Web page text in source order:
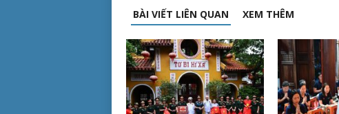
BÀI VIẾT LIÊN QUAN XEM THÊM